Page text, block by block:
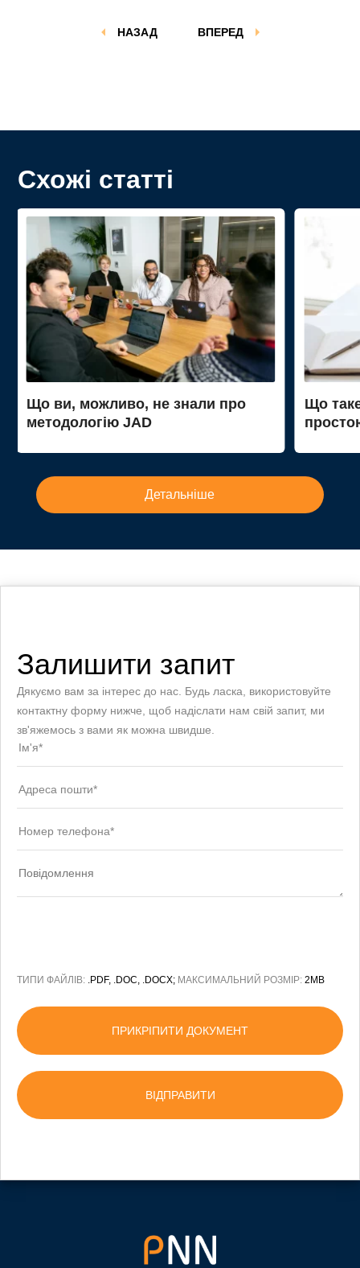
ВПЕРЕД
НАЗАД
Схожі статті
Що ви, можливо, не знали про
методологію JAD
Що
Детальніше
Залишити запит
Дякуємо вам за інтерес до нас. Будь ласка, використовуйте
контактну форму нижче, щоб надіслати нам свій запит, ми
зв'яжемось з вами як можна швидше.
ТИПИ ФАЙЛІВ: .PDF, .DOC, .DOCX; МАКСИМАЛЬНИЙ РОЗМІР: 2MB
ПРИКРІПИТИ ДОКУМЕНТ